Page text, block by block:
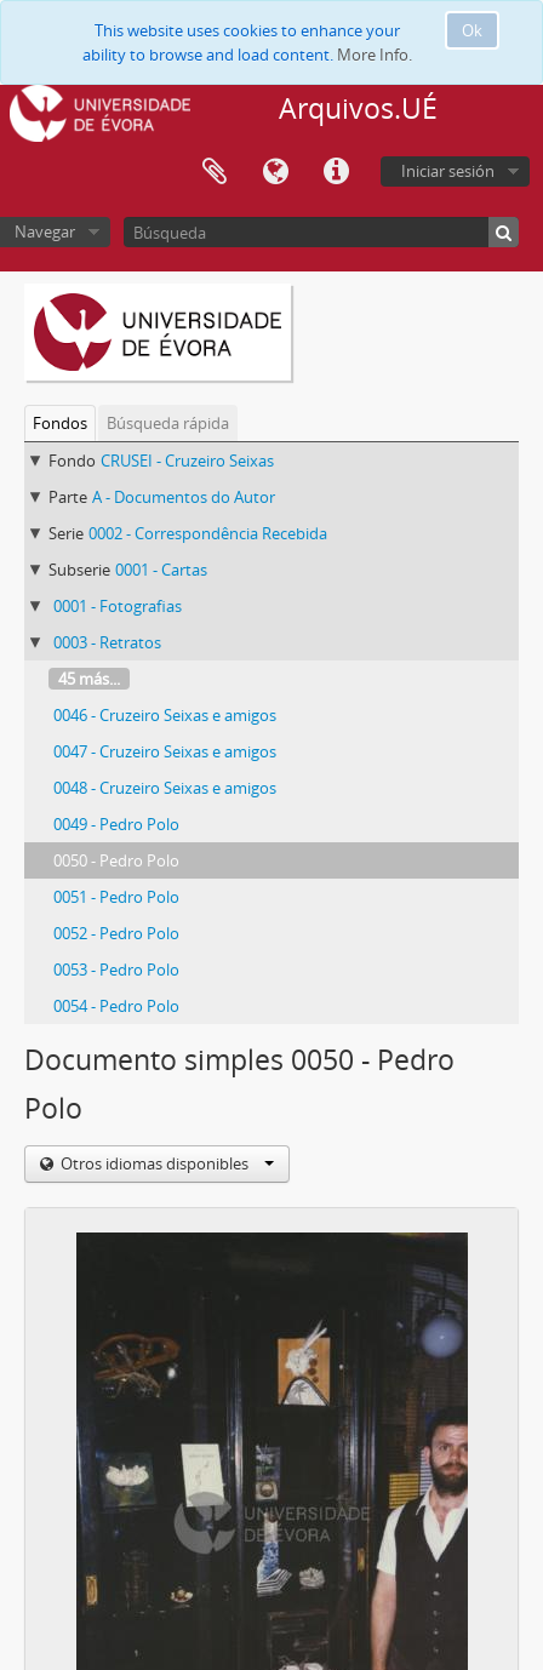
Ok
This website uses cookies to enhance your
ability to browse and load content. More Info.
Arquivos.UÉ
Iniciar sesión
Navegar
Fondos
Búsqueda rápida
Fondo CRUSEI - Cruzeiro Seixas
Parte A - Documentos do Autor
Serie 0002 - Correspondência Recebida
Subserie 0001 - Cartas
0001 - Fotografias
0003 - Retratos
45 más...
0046 - Cruzeiro Seixas e amigos
0047 - Cruzeiro Seixas e amigos
0048 - Cruzeiro Seixas e amigos
0049 - Pedro Polo
0050 - Pedro Polo
0051 - Pedro Polo
0052 - Pedro Polo
0053 - Pedro Polo
0054 - Pedro Polo
Documento simples 0050 - Pedro
Polo
Otros idiomas disponibles